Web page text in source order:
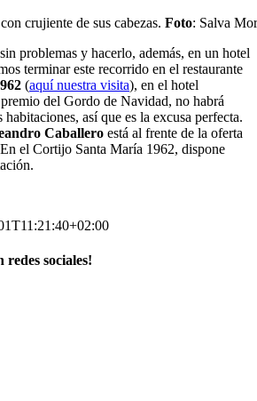
crujiente de sus cabezas. Foto: Salva
problemas y hacerlo, además, en un hotel
terminar este recorrido en el restaurante
(aquí nuestra visita), en el hotel
del Gordo de Navidad, no habrá
así que es la excusa perfecta.
Caballero está al frente de la oferta
el Cortijo Santa María 1962, dispone
redes sociales!